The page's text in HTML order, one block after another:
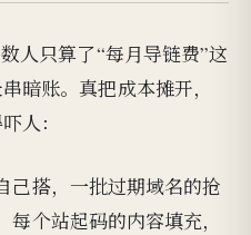
人只算了“每月导链费”这
暗账。真把成本摊开，
人：
搭，一批过期域名的抢
个站起码的内容填充，